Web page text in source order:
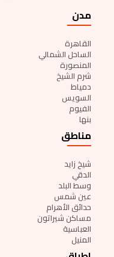
مدن
القاهرة
الساحل الشمالي
المنصورة
شرم الشيخ
دمياط
السويس
الفيوم
بنها
مناطق
شيخ زايد
الدقي
وسط البلد
عين شمس
حدائق الأهرام
مساكن شيراتون
العباسية
المنيل